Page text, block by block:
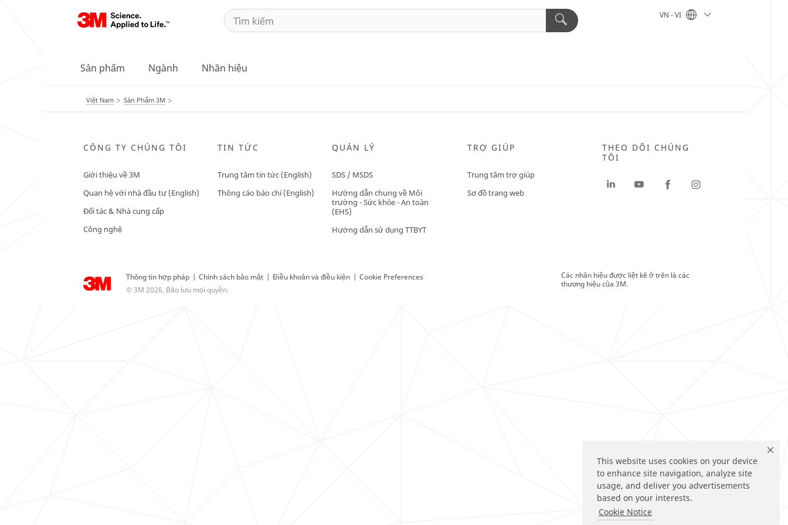
This website uses cookies on your device
to enhance site navigation, analyze site
usage, and deliver you advertisements
based on your interests.
Cookie Notice
VN - VI
Sản phẩm Ngành Nhãn hiệu
Việt Nam Sản Phẩm 3M
CÔNG TY CHÚNG TÔI
Giới thiệu về 3M
Quan hệ với nhà đầu tư (English)
Đối tác & Nhà cung cấp
Công nghệ
TIN TỨC
Trung tâm tin tức (English)
Thông cáo báo chí (English)
QUẢN LÝ
SDS / MSDS
Hướng dẫn chung về Môi
trường - Sức khỏe - An toàn
(EHS)
Hướng dẫn sử dụng TTBYT
TRỢ GIÚP
Trung tâm trợ giúp
Sơ đồ trang web
Thông tin hợp pháp | Chính sách bảo mật | Điều khoản và điều kiện | Cookie Preferences
© 3M 2026. Bảo lưu mọi quyền.
THEO DÕI CHÚNG
TÔI
Các nhãn hiệu được liệt kê ở trên là các
thương hiệu của 3M.